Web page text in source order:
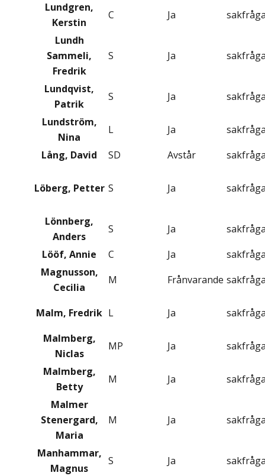
Lundgren,
Kerstin
C Ja
Lundh
Sammeli,
Fredrik
S Ja
Lundqvist,
Patrik
S Ja
Lundström,
Nina
L Ja
Lång, David
SD Avstår
Löberg, Petter S Ja
Lönnberg,
Anders
S Ja
Lööf, Annie
C Ja
Magnusson,
Cecilia
M Frånvarande
Malm, Fredrik L Ja
Malmberg,
Niclas
MP Ja
Malmberg,
Betty
M Ja
Malmer
Stenergard,
Maria
M Ja
Manhammar,
Magnus
S Ja